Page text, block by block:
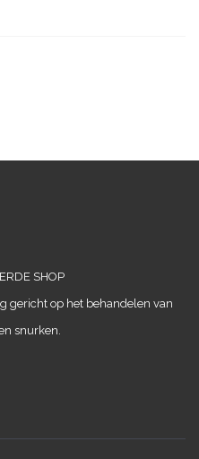
SHOP
gericht op het behandelen van
snurken.